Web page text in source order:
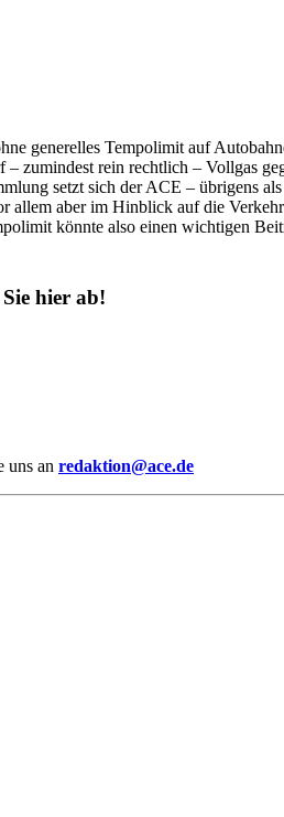
gene­relles Tempo­limit auf
zumin­dest rein recht­lich – Vollgas
setzt sich der ACE – übri­gens
allem aber im Hinblick auf die
könnte also einen wich­tigen
hier ab!
uns an redaktion@ace.de